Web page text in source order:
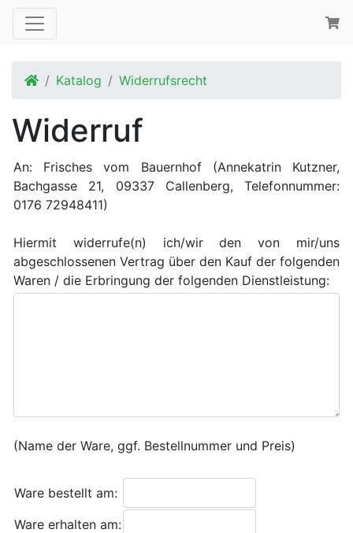
Startseite
Katalog Widerrufsrecht
Widerruf
An: Frisches vom Bauernhof (Annekatrin Kutzner,
Bachgasse 21, 09337 Callenberg, Telefonnummer:
0176 72948411)
Hiermit widerrufe(n) ich/wir den von mir/uns
abgeschlossenen Vertrag über den Kauf der folgenden
Waren / die Erbringung der folgenden Dienstleistung:
(Name der Ware, ggf. Bestellnummer und Preis)
Ware bestellt am:
Ware erhalten am: